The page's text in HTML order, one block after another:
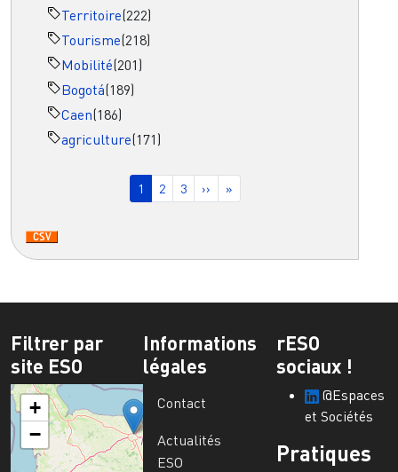
Territoire(222)
Tourisme(218)
Mobilité(201)
Bogotá(189)
Caen(186)
agriculture(171)
Page courante
1 Page
2 Page
3 Page suivante
›› Dernière page
»
Filtrer par
site ESO
+
−
Informations
légales
Contact
Actualités
ESO
rESO
sociaux !
@Espaces
et Sociétés
Pratiques